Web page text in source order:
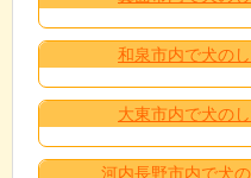
和泉市内で犬の
大東市内で犬の
河内長野市内で犬